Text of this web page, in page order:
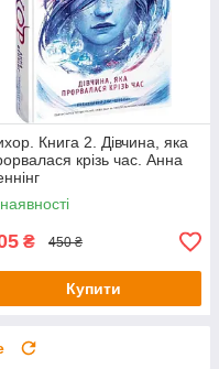
Книга 2. Дівчина, яка
крізь час. Анна
₴ 450 ₴
Купити